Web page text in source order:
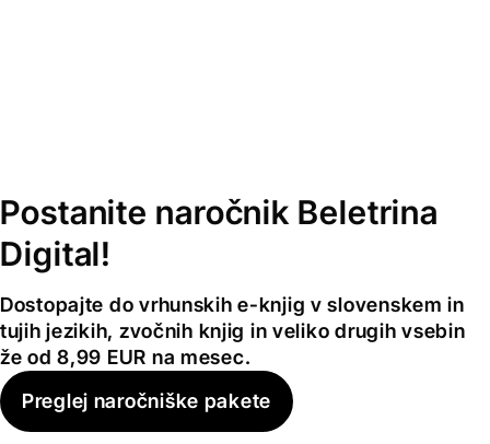
Postanite naročnik Beletrina
Digital!
Dostopajte do vrhunskih e-knjig v slovenskem in
tujih jezikih, zvočnih knjig in veliko drugih vsebin
že od 8,99 EUR na mesec.
Preglej naročniške pakete